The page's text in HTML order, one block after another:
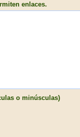
enlaces.
o minúsculas)